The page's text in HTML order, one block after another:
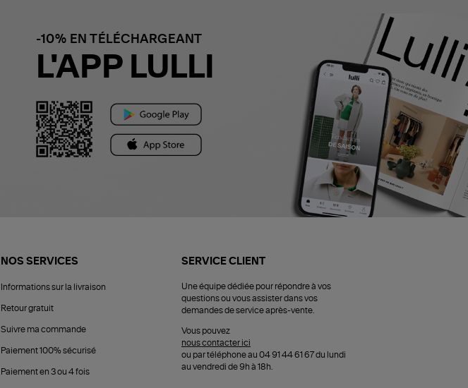
-10% EN TÉLÉCHARGEANT
L'APP LULLI
NOS SERVICES
Informations sur la livraison
Retour gratuit
Suivre ma commande
Paiement 100% sécurisé
Paiement en 3 ou 4 fois
SERVICE CLIENT
Une équipe dédiée pour répondre à vos
questions ou vous assister dans vos
demandes de service après-vente.
Vous pouvez
nous contacter ici
ou par téléphone au 04 91 44 61 67 du lundi
au vendredi de 9h à 18h.